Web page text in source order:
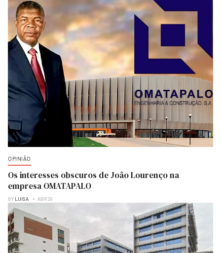
OPINIÃO
Os interesses obscuros de João Lourenço na
empresa OMATAPALO
BY LUISA ABR 29